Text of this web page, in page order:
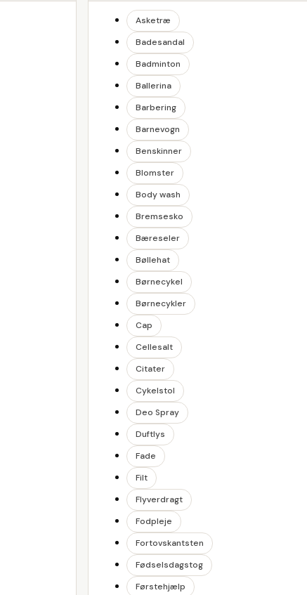
Asketræ
Badesandal
Badminton
Ballerina
Barbering
Barnevogn
Benskinner
Blomster
Body wash
Bremsesko
Bæreseler
Bøllehat
Børnecykel
Børnecykler
Cap
Cellesalt
Citater
Cykelstol
Deo Spray
Duftlys
Fade
Filt
Flyverdragt
Fodpleje
Fortovskantsten
Fødselsdagstog
Førstehjælp